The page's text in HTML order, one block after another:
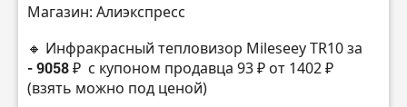
Магазин: Алиэкспресс
🔸 Инфракрасный тепловизор Mileseey TR10 за
- 9058 ₽ с купоном продавца 93 ₽ от 1402 ₽
(взять можно под ценой)